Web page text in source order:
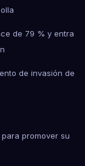
de 79 % y entra
de invasión de
promover su